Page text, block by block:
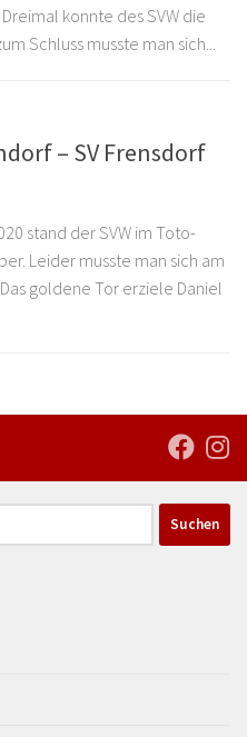
konnte des SVW die
Schluss musste man sich...
– SV Frensdorf
stand der SVW im Toto-
Leider musste man sich am
goldene Tor erziele Daniel